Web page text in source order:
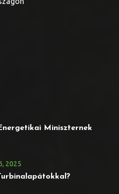
Miniszternek
, 2025